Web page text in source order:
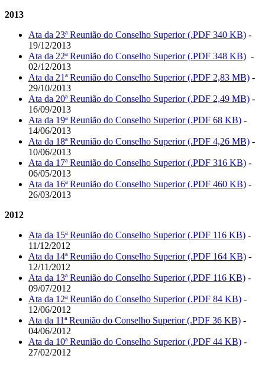
2013
Ata da 23ª Reunião do Conselho Superior (.PDF 340 KB) -
19/12/2013
Ata da 22ª Reunião do Conselho Superior (.PDF 348 KB) -
02/12/2013
Ata da 21ª Reunião do Conselho Superior (.PDF 2,83 MB) -
29/10/2013
Ata da 20ª Reunião do Conselho Superior (.PDF 2,49 MB) -
16/09/2013
Ata da 19ª Reunião do Conselho Superior (.PDF 68 KB) -
14/06/2013
Ata da 18ª Reunião do Conselho Superior (.PDF 4,26 MB) -
10/06/2013
Ata da 17ª Reunião do Conselho Superior (.PDF 316 KB) -
06/05/2013
Ata da 16ª Reunião do Conselho Superior (.PDF 460 KB) -
26/03/2013
2012
Ata da 15ª Reunião do Conselho Superior (.PDF 116 KB) -
11/12/2012
Ata da 14ª Reunião do Conselho Superior (.PDF 164 KB) -
12/11/2012
Ata da 13ª Reunião do Conselho Superior (.PDF 116 KB) -
09/07/2012
Ata da 12ª Reunião do Conselho Superior (.PDF 84 KB) -
12/06/2012
Ata da 11ª Reunião do Conselho Superior (.PDF 36 KB) -
04/06/2012
Ata da 10ª Reunião do Conselho Superior (.PDF 44 KB) -
27/02/2012